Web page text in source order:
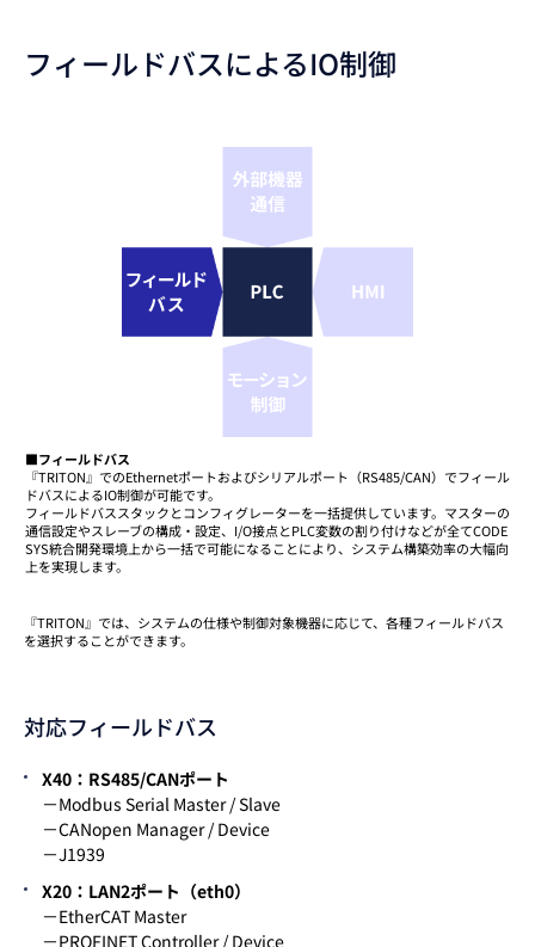
フィールドバスによるIO制御
■フィールドバス
『TRITON』でのEthernetポートおよびシリアルポート（RS485/CAN）でフィール
ドバスによるIO制御が可能です。
フィールドバススタックとコンフィグレーターを一括提供しています。マスターの
通信設定やスレーブの構成・設定、I/O接点とPLC変数の割り付けなどが全てCODE
SYS統合開発環境上から一括で可能になることにより、システム構築効率の大幅向
上を実現します。
『TRITON』では、システムの仕様や制御対象機器に応じて、各種フィールドバス
を選択することができます。
対応フィールドバス
X40：RS485/CANポート
－Modbus Serial Master / Slave
－CANopen Manager / Device
－J1939
X20：LAN2ポート（eth0）
－EtherCAT Master
－PROFINET Controller / Device